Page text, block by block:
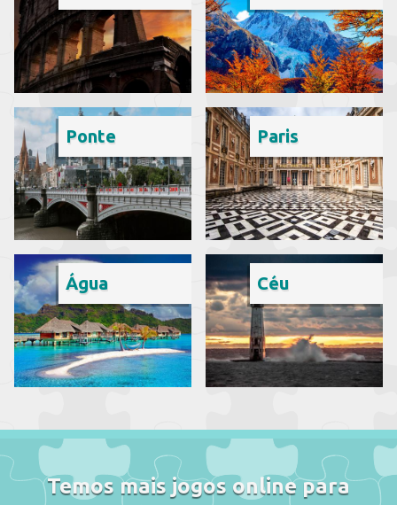
Ponte Paris
Água Céu
Temos mais jogos online para